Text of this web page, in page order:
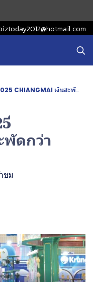
เงินสะพัดกว่า 5,000 ล้านบาท
พัดกว่า
ชม